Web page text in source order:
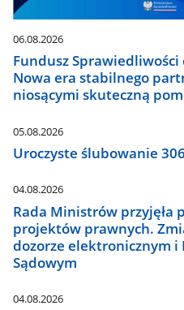
06.08.2026
Fundusz
Nowa era stabilnego
niosącymi skuteczną
05.08.2026
Uroczyste ślubowanie
04.08.2026
Rada Ministrów przyjęła
projektów prawnych.
dozorze elektronicznym i
Sądowym
04.08.2026